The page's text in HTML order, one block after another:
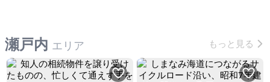
瀬戸内 エリア もっと見る